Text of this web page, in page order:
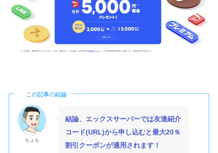
この記事の結論
ちょも
結論、エックスサーバーでは友達紹介
コード(URL)から申し込むと最大20％
割引クーポンが適用されます！